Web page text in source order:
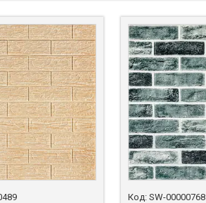
SW-00000768